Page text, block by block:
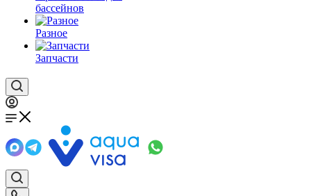
бассейнов
Разное
Запчасти